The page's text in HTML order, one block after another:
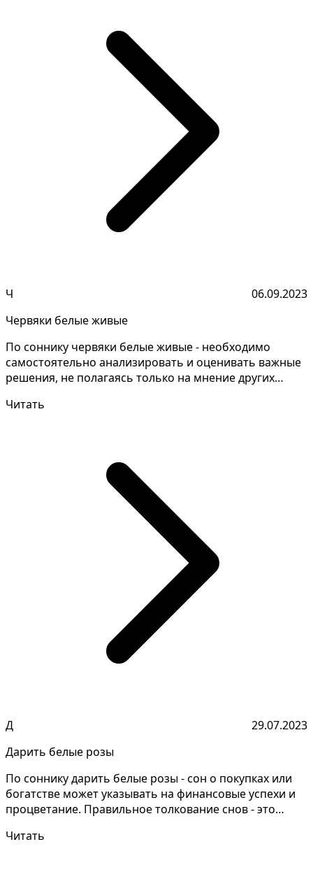
Ч
06.09.2023
Червяки белые живые
По соннику червяки белые живые - необходимо
самостоятельно анализировать и оценивать важные
решения, не полагаясь только на мнение других
Читать
Д
29.07.2023
Дарить белые розы
По соннику дарить белые розы - сон о покупках или
богатстве может указывать на финансовые успехи и
процветание. Правильное толкование снов - это
Читать